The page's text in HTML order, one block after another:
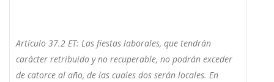
Artículo 37.2 ET: Las fiestas laborales, que tendrán
carácter retribuido y no recuperable, no podrán exceder
de catorce al año, de las cuales dos serán locales. En